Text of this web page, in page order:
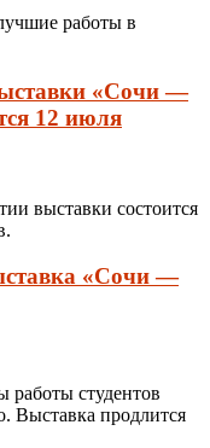
работы в
«Сочи —
12 июля
выставки состоится
«Сочи —
работы студентов
Выставка продлится